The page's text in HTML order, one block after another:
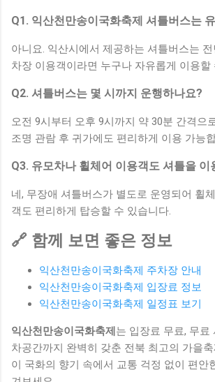
Q1. 익산천만송이국화축제 셔틀버스는
아니요. 익산시에서 제공하는 셔틀버스는
차장 이용객이라면 누구나 자유롭게 이용할
Q2. 셔틀버스는 몇 시까지 운행하나요?
오전 9시부터 오후 9시까지 약 30분 간격으
조명 관람 후 귀가에도 편리하게 이용 가능
Q3. 유모차나 휠체어 이용객도 셔틀을 이
네, 무장애 셔틀버스가 별도로 운영되어 휠
객도 편리하게 탑승할 수 있습니다.
🔗 함께 보면 좋은 정보
익산천만송이국화축제 주차장 안내
익산천만송이국화축제 입장료 정보
익산천만송이국화축제 일정표 보기
익산천만송이국화축제 는 입장료 무료, 무료
차공간까지 완벽히 갖춘 전북 최고의 가을
이 국화의 향기 속에서 교통 걱정 없이 편안